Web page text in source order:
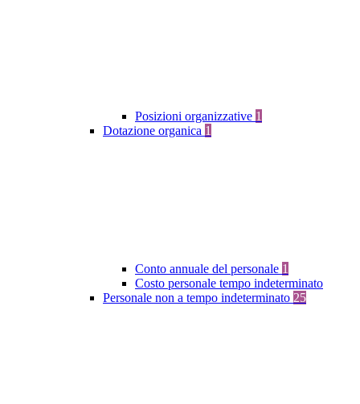
Posizioni organizzative 1
Dotazione organica 1
Conto annuale del personale 1
Costo personale tempo indeterminato
Personale non a tempo indeterminato 25